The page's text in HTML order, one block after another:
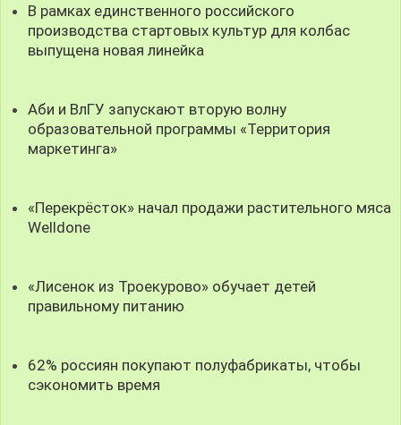
В рамках единственного российского
производства стартовых культур для колбас
выпущена новая линейка
Аби и ВлГУ запускают вторую волну
образовательной программы «Территория
маркетинга»
«Перекрёсток» начал продажи растительного мяса
Welldone
«Лисенок из Троекурово» обучает детей
правильному питанию
62% россиян покупают полуфабрикаты, чтобы
сэкономить время